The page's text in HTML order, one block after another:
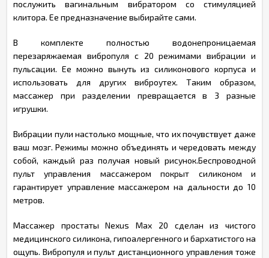
послужить вагинальным вибратором со стимуляцией
клитора. Ее предназначение выбирайте сами.
В комплекте полностью водонепроницаемая
перезаряжаемая вибропуля с 20 режимами вибрации и
пульсации. Ее можно вынуть из силиконового корпуса и
использовать для других виброутех. Таким образом,
массажер при разделении превращается в 3 разные
игрушки.
Вибрации пули настолько мощные, что их почувствует даже
ваш мозг. Режимы можно объединять и чередовать между
собой, каждый раз получая новый рисунок.Беспроводной
пульт управления массажером покрыт силиконом и
гарантирует управление массажером на дальности до 10
метров.
Массажер простаты Nexus Max 20 сделан из чистого
медицинского силикона, гипоалергенного и бархатистого на
ощупь. Вибропуля и пульт дистанционного управления тоже